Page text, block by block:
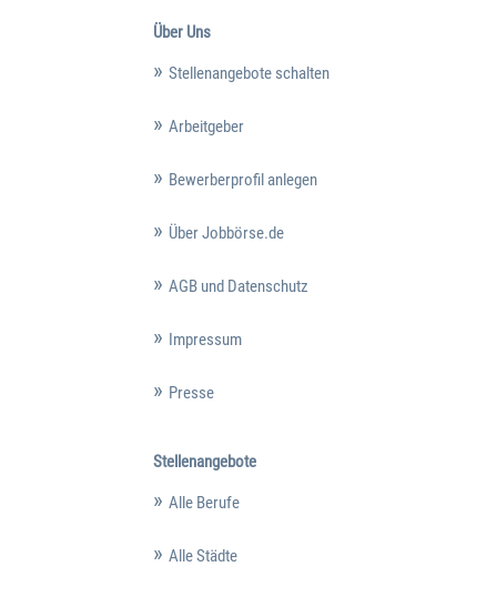
Über Uns
Stellenangebote schalten
Arbeitgeber
Bewerberprofil anlegen
Über Jobbörse.de
AGB und Datenschutz
Impressum
Presse
Stellenangebote
Alle Berufe
Alle Städte